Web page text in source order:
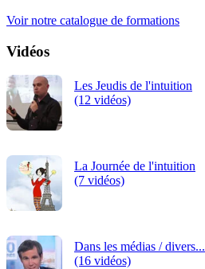
Voir notre catalogue de formations
Vidéos
Les Jeudis de l'intuition
(12 vidéos)
La Journée de l'intuition
(7 vidéos)
Dans les médias / divers...
(16 vidéos)